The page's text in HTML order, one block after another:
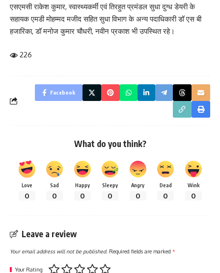
एसएमसी राकेश कुमार, स्वास्थ्यकर्मी एवं तिरहुत प्रमंडल सुधा दुग्ध डेयरी के
सहायक एमडी मोहम्मद मजीद सहित सुधा विभाग के अन्य पदाधिकारी डॉ एस बी
हजारिका, डॉ मनोज कुमार चौधरी, नवीन प्रकाश भी उपस्थित रहे।
226
Facebook
What do you think?
Love
0
Sad
0
Happy
0
Sleepy
0
Angry
0
Dead
0
Wink
0
Leave a review
Your email address will not be published. Required fields are marked *
Your Rating